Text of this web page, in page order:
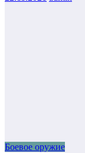
Боевое оружие